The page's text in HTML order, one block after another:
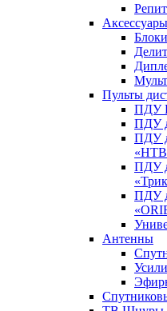
Пульты
ПДУ
ПДУ
ПДУ
«НТВ
ПДУ
ПДУ
Антенны